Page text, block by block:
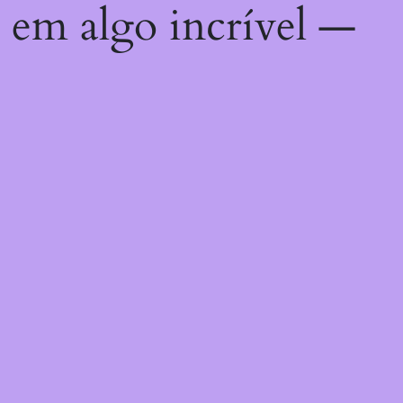
em algo incrível —